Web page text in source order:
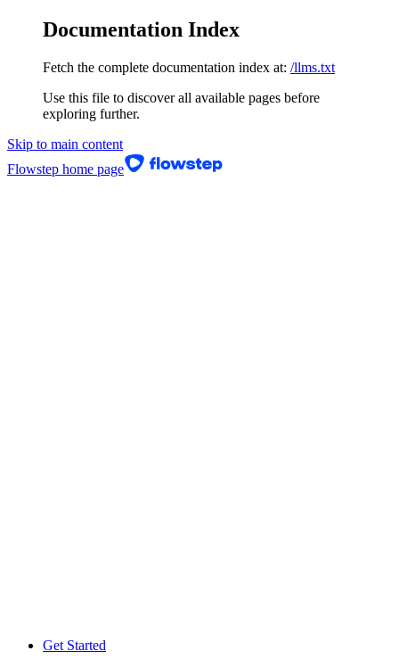
Documentation Index
Fetch the complete documentation index at: /llms.txt
Use this file to discover all available pages before
exploring further.
Skip to main content
Flowstep home page
Get Started